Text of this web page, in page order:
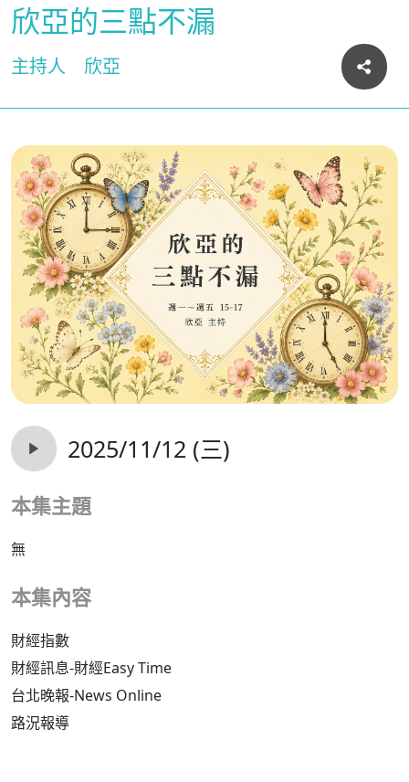
欣亞的三點不漏
主持人 欣亞
2025/11/12 (三)
本集主題
無
本集內容
財經指數
財經訊息-財經Easy Time
台北晚報-News Online
路況報導